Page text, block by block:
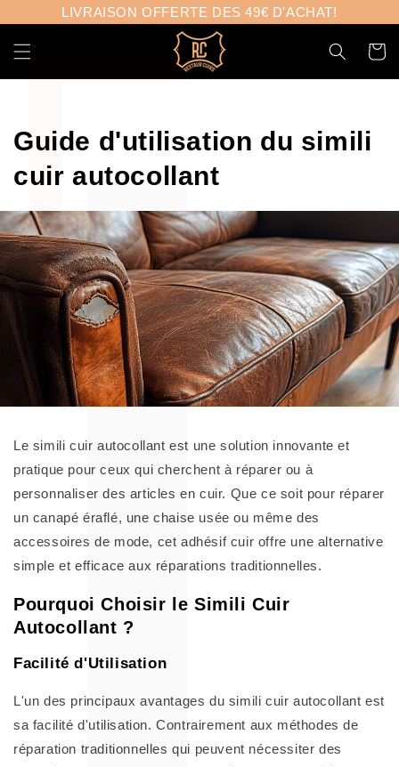
Γ
passer
contenu
LIVRAISON OFFERTE DES 49€ D'ACHAT!
Panier
Guide d'utilisation du simili
cuir autocollant
Le simili cuir autocollant est une solution innovante et
pratique pour ceux qui cherchent à réparer ou à
personnaliser des articles en cuir. Que ce soit pour réparer
un canapé éraflé, une chaise usée ou même des
accessoires de mode, cet adhésif cuir offre une alternative
simple et efficace aux réparations traditionnelles.
Pourquoi Choisir le Simili Cuir
Autocollant ?
Facilité d'Utilisation
L'un des principaux avantages du simili cuir autocollant est
sa facilité d'utilisation. Contrairement aux méthodes de
réparation traditionnelles qui peuvent nécessiter des